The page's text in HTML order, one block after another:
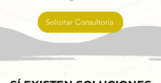
Solicitar Consultoría